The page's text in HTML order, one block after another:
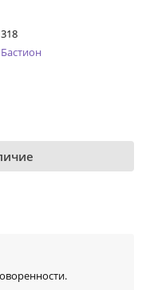
318
Бастион